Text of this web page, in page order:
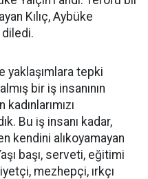
Kılıç, Aybüke
yaklaşımlara tepki
bir iş insanının
Bu iş insanı kadar,
kendini alıkoyamayan
başı, serveti, eğitimi
mezhepçi, ırkçı